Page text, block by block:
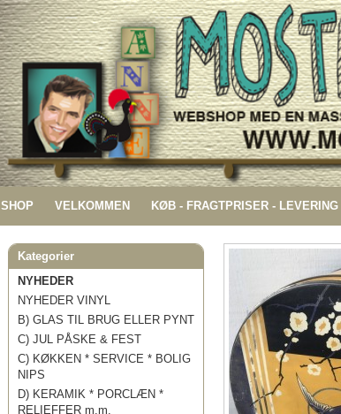
SHOP VELKOMMEN KØB - FRAGTPRISER - LEVERING
Kategorier
NYHEDER
NYHEDER VINYL
B) GLAS TIL BRUG ELLER PYNT
C) JUL PÅSKE & FEST
C) KØKKEN * SERVICE * BOLIG
NIPS
D) KERAMIK * PORCLÆN *
RELIEFFER m.m.